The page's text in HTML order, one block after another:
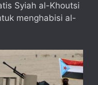
Syiah al-Khoutsi
menghabisi al-